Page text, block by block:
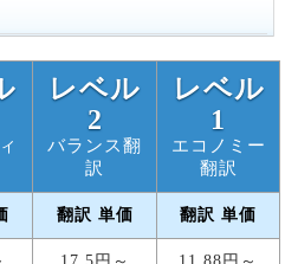
レベル
2
バランス翻
訳
レベル
1
エコノミー
翻訳
翻訳 単価 翻訳 単価